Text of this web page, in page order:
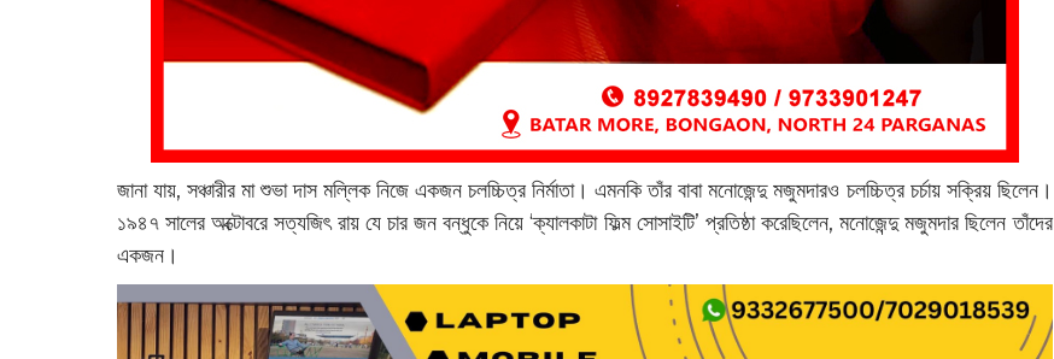
জানা যায়, সঞ্চারীর মা শুভা দাস মল্লিক নিজে একজন চলচ্চিত্র নির্মাতা। এমনকি তাঁর বাবা মনোজেন্দু মজুমদারও চলচ্চিত্র চর্চায় সক্রিয় ছিলেন।
১৯৪৭ সালের অক্টোবরে সত্যজিৎ রায় যে চার জন বন্ধুকে নিয়ে ‘ক্যালকাটা ফিল্ম সোসাইটি’ প্রতিষ্ঠা করেছিলেন, মনোজেন্দু মজুমদার ছিলেন তাঁদের
একজন।